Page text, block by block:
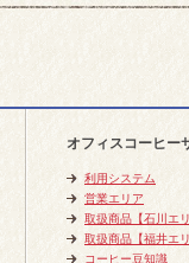
オフィスコーヒー
利用システム
営業エリア
取扱商品【石川エリ
取扱商品【福井エリ
コーヒー豆知識